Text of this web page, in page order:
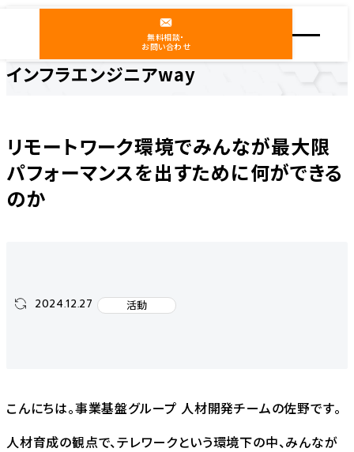
無料相談・
お問い合わせ
インフラエンジニアway
リモートワーク環境でみんなが最大限
パフォーマンスを出すために何ができる
のか
2024.12.27 活動
こんにちは。事業基盤グループ 人材開発チームの佐野です。
人材育成の観点で、テレワークという環境下の中、みんなが